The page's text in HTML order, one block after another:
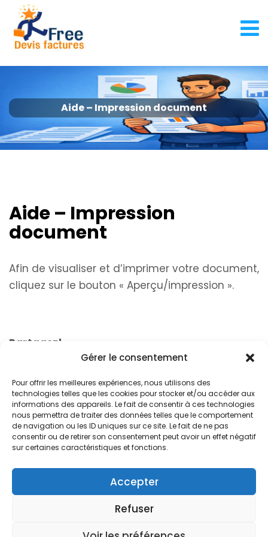
Gérer le consentement
Pour offrir les meilleures expériences, nous utilisons des
technologies telles que les cookies pour stocker et/ou accéder aux
informations des appareils. Le fait de consentir à ces technologies
nous permettra de traiter des données telles que le comportement
de navigation ou les ID uniques sur ce site. Le fait de ne pas
consentir ou de retirer son consentement peut avoir un effet négatif
sur certaines caractéristiques et fonctions.
Accepter
Refuser
Aide – Impression document
Aide – Impression
document
Afin de visualiser et d’imprimer votre document,
cliquez sur le bouton « Aperçu/impression ».
Partagez!
© 2024. Free Devis Factures
Forum de la communauté
Conditions générales de vente
Conditions générales d’utilisation
Mentions légales
À propos de Free Devis Factures